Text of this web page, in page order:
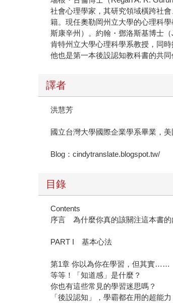
社會心理學家，其研究領域橫跨社
籍。現任奧勒岡州立大學的心理科
斯康辛州）。約翰・鄧洛斯基博士（
肯特州立大學心理科學系教授，同
他也是第一本後設認知教科書的共同
譯者
洪慧芳
國立台灣大學國際企業學系畢業，
Blog：cindytranslate.blogspot.tw/
目錄
Contents
序言 為什麼你真的該關注這本書的
PART I 基本心法
第1章 你以為你在學習，但其實……
等等！「知道感」是什麼？
你也有這些常見的學習迷思嗎？
「後設認知」，學霸都在用的超能力